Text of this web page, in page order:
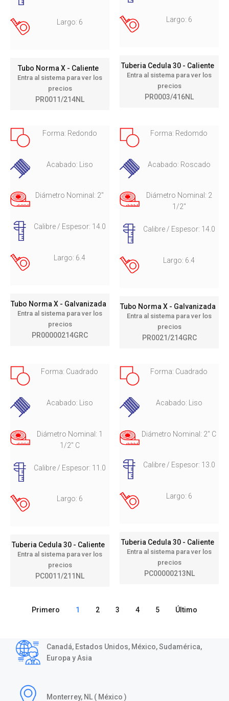
Largo: 6
Tubo Norma X - Caliente
Entra al sistema para ver los
precios
PR0011/214NL
Largo: 6
Tuberia Cedula 30 - Caliente
Entra al sistema para ver los
precios
PR0003/416NL
Forma: Redondo
Acabado: Liso
Diámetro Nominal: 2"
Calibre / Espesor: 14.0
Largo: 6.4
Tubo Norma X - Galvanizada
Entra al sistema para ver los
precios
PR00000214GRC
Forma: Redomdo
Acabado: Roscado
Diámetro Nominal: 2
1/2"
Calibre / Espesor: 14.0
Largo: 6.4
Tubo Norma X - Galvanizada
Entra al sistema para ver los
precios
PR0021/214GRC
Forma: Cuadrado
Acabado: Liso
Diámetro Nominal: 1
1/2" C
Calibre / Espesor: 11.0
Largo: 6
Tuberia Cedula 30 - Caliente
Entra al sistema para ver los
precios
PC0011/211NL
Forma: Cuadrado
Acabado: Liso
Diámetro Nominal: 2" C
Calibre / Espesor: 13.0
Largo: 6
Tuberia Cedula 30 - Caliente
Entra al sistema para ver los
precios
PC00000213NL
Primero 1 2 3 4 5 Último
Canadá, Estados Unidos, México, Sudamérica,
Europa y Asia
Monterrey, NL ( México )